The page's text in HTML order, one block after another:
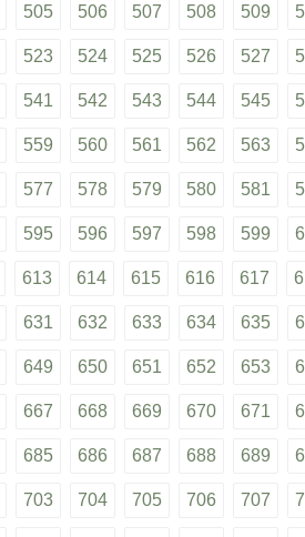
505 506 507 508 509
523 524 525 526 527
541 542 543 544 545
559 560 561 562 563
577 578 579 580 581
595 596 597 598 599
613 614 615 616 617
631 632 633 634 635
649 650 651 652 653
667 668 669 670 671
685 686 687 688 689
703 704 705 706 707